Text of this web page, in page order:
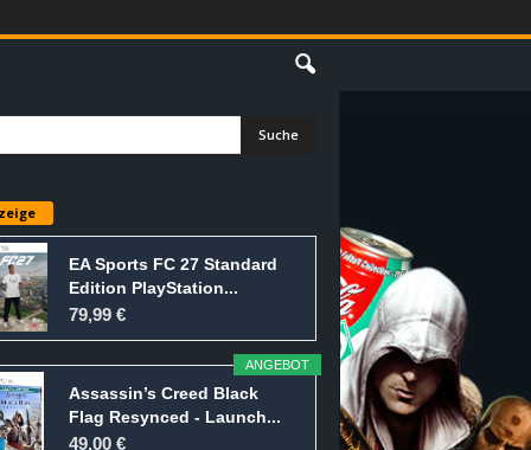
EA Sports FC 27 Standard
Edition PlayStation...
79,99 €
ANGEBOT
Assassin’s Creed Black
Flag Resynced - Launch...
49,00 €